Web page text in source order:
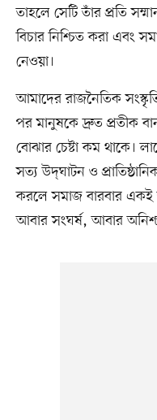
তাহলে সেটি তাঁর প্রতি
বিচার নিশ্চিত করা এবং
নেওয়া।
আমাদের রাজনৈতিক
পর মানুষকে দ্রুত প্রতীক
বোঝার চেষ্টা কম থাকে।
সত্য উদ্‌ঘাটন ও
করলে সমাজ বারবার
আবার সংঘর্ষ, আবার